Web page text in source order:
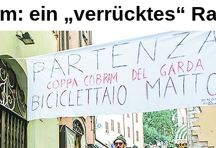
ein „verrücktes“